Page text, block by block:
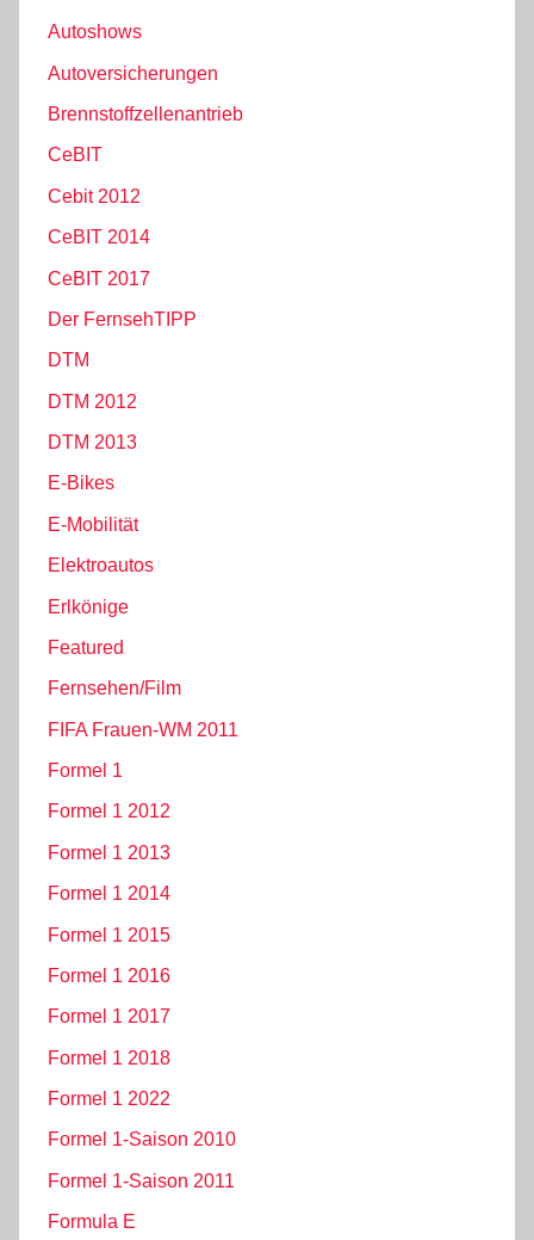
Autoshows
Autoversicherungen
Brennstoffzellenantrieb
CeBIT
Cebit 2012
CeBIT 2014
CeBIT 2017
Der FernsehTIPP
DTM
DTM 2012
DTM 2013
E-Bikes
E-Mobilität
Elektroautos
Erlkönige
Featured
Fernsehen/Film
FIFA Frauen-WM 2011
Formel 1
Formel 1 2012
Formel 1 2013
Formel 1 2014
Formel 1 2015
Formel 1 2016
Formel 1 2017
Formel 1 2018
Formel 1 2022
Formel 1-Saison 2010
Formel 1-Saison 2011
Formula E